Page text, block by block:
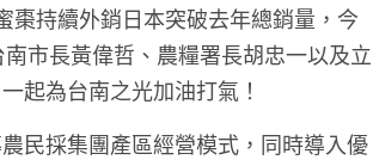
棗持續外銷日本突破去年總銷量，今
市長黃偉哲、農糧署長胡忠一以及立
起為台南之光加油打氣！
民採集團產區經營模式，同時導入優